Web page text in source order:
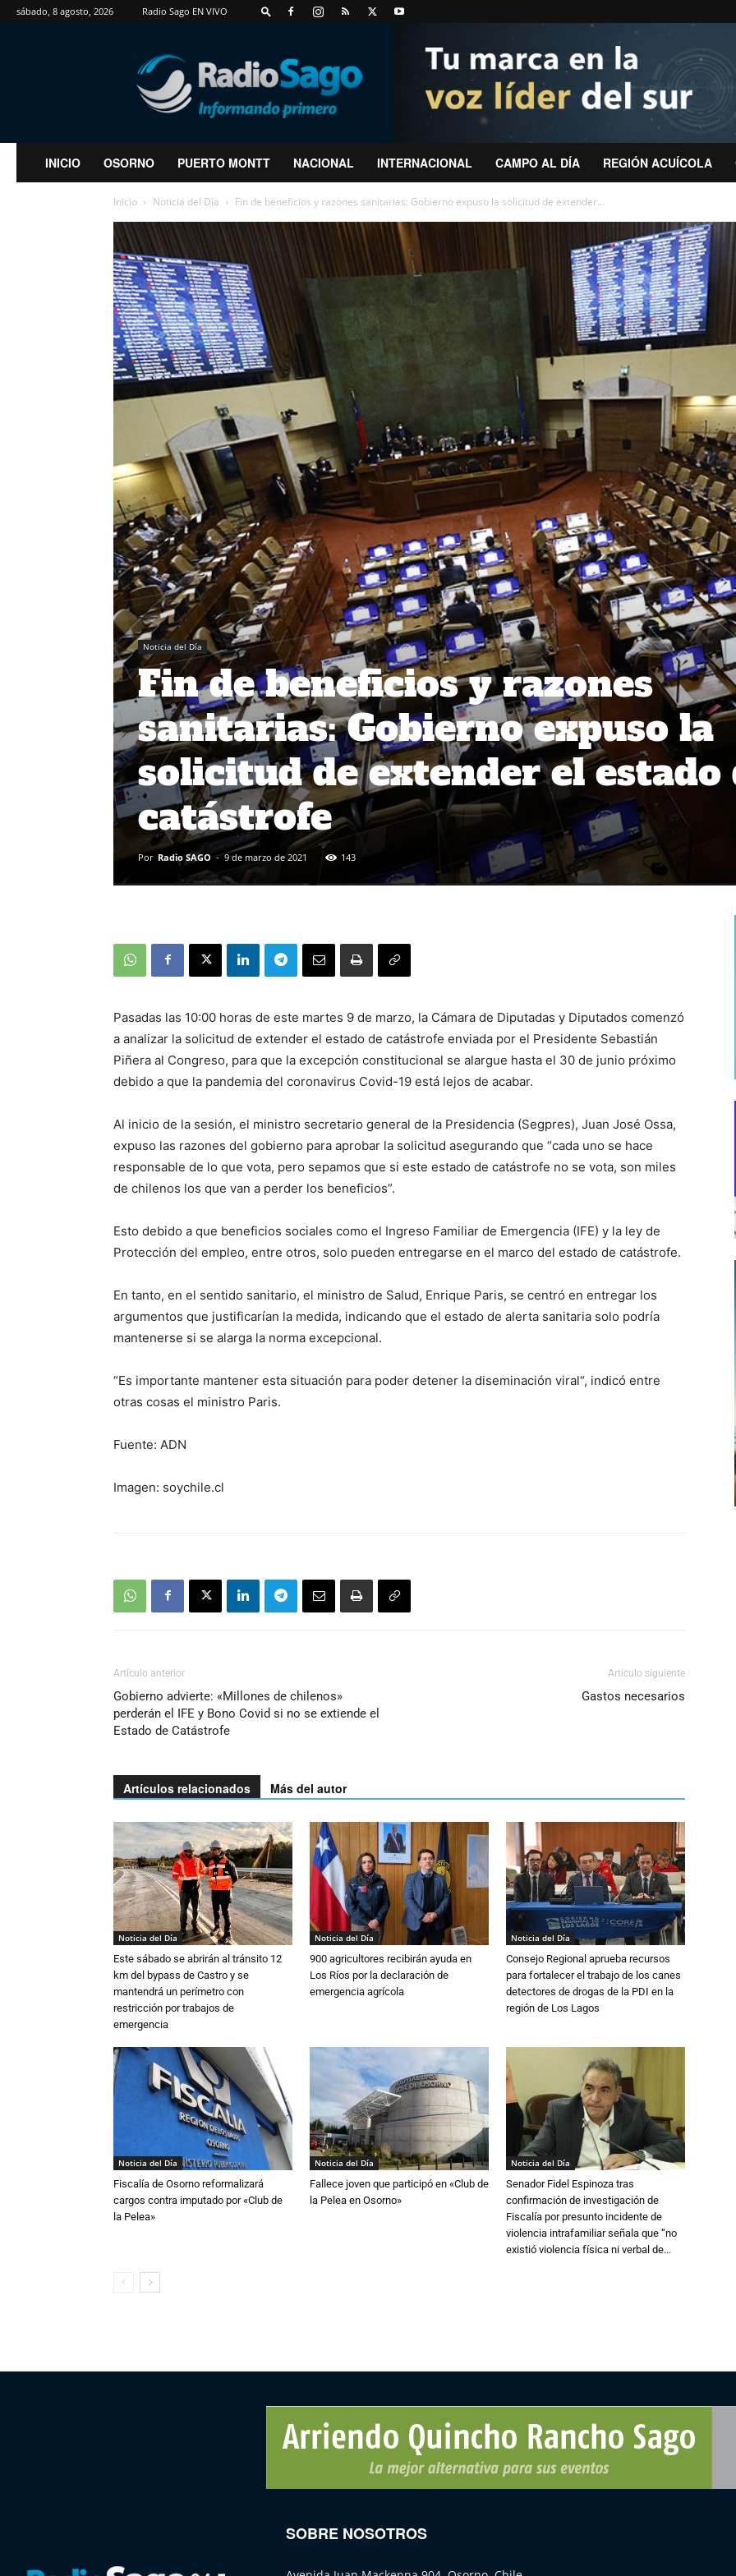
sábado, 8 agosto, 2026 Radio Sago EN VIVO
RadioSago
INICIO OSORNO PUERTO MONTT NACIONAL INTERNACIONAL CAMPO AL DÍA REGIÓN ACUÍCOLA
Inicio Noticia del Día Fin de beneficios y razones sanitarias: Gobierno expuso la solicitud de extender...
Noticia del Día
Fin de beneficios y razones
sanitarias: Gobierno expuso la
solicitud de extender el estado
catástrofe
Por Radio SAGO - 9 de marzo de 2021 143
Pasadas las 10:00 horas de este martes 9 de marzo, la Cámara de Diputadas y Diputados comenzó
a analizar la solicitud de extender el estado de catástrofe enviada por el Presidente Sebastián
Piñera al Congreso, para que la excepción constitucional se alargue hasta el 30 de junio próximo
debido a que la pandemia del coronavirus Covid-19 está lejos de acabar.
Al inicio de la sesión, el ministro secretario general de la Presidencia (Segpres), Juan José Ossa,
expuso las razones del gobierno para aprobar la solicitud asegurando que “cada uno se hace
responsable de lo que vota, pero sepamos que si este estado de catástrofe no se vota, son miles
de chilenos los que van a perder los beneficios”.
Esto debido a que beneficios sociales como el Ingreso Familiar de Emergencia (IFE) y la ley de
Protección del empleo, entre otros, solo pueden entregarse en el marco del estado de catástrofe.
En tanto, en el sentido sanitario, el ministro de Salud, Enrique Paris, se centró en entregar los
argumentos que justificarían la medida, indicando que el estado de alerta sanitaria solo podría
mantenerse si se alarga la norma excepcional.
“Es importante mantener esta situación para poder detener la diseminación viral“, indicó entre
otras cosas el ministro Paris.
Fuente: ADN
Imagen: soychile.cl
Artículo anterior
Gobierno advierte: «Millones de chilenos»
perderán el IFE y Bono Covid si no se extiende el
Estado de Catástrofe
Artículo siguiente
Gastos necesarios
Artículos relacionados Más del autor
Noticia del Día
Este sábado se abrirán al tránsito 12
km del bypass de Castro y se
mantendrá un perímetro con
restricción por trabajos de
emergencia
Noticia del Día
900 agricultores recibirán ayuda en
Los Ríos por la declaración de
emergencia agrícola
Noticia del Día
Consejo Regional aprueba recursos
para fortalecer el trabajo de los canes
detectores de drogas de la PDI en la
región de Los Lagos
Noticia del Día
Fiscalía de Osorno reformalizará
cargos contra imputado por «Club de
la Pelea»
Noticia del Día
Fallece joven que participó en «Club de
la Pelea en Osorno»
Noticia del Día
Senador Fidel Espinoza tras
confirmación de investigación de
Fiscalía por presunto incidente de
violencia intrafamiliar señala que “no
existió violencia física ni verbal de...
SOBRE NOSOTROS